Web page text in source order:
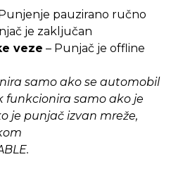
pauzirano ručno
je zaključan
veze – Punjač je offline
samo ako se automobil
samo ako je
je punjač izvan mreže,